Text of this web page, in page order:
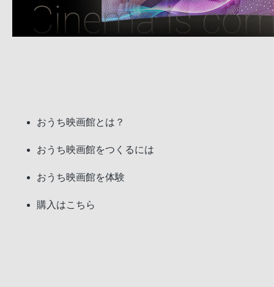
おうち映画館とは？
おうち映画館をつくるには
おうち映画館を体験
購入はこちら